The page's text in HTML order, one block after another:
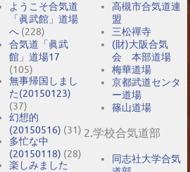
ようこそ合気道
「眞武館」道場
へ (228)
合気道「眞武
館」道場17
(105)
無事帰国しまし
た(20150123)
(37)
幻想的
(20150516) (31)
多忙な中
(20150118) (28)
楽しみました
高槻市合気道連
盟
三松禪寺
(財)大阪合気
会 本部道場
梅華道場
京都武道センタ
ー道場
篠山道場
2.学校合気道部
同志社大学合気